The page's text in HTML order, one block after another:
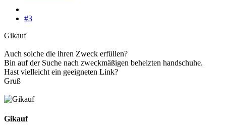
#3
Gikauf
Auch solche die ihren Zweck erfüllen?
Bin auf der Suche nach zweckmäßigen beheizten handschuhe.
Hast vielleicht ein geeigneten Link?
Gruß
Gikauf